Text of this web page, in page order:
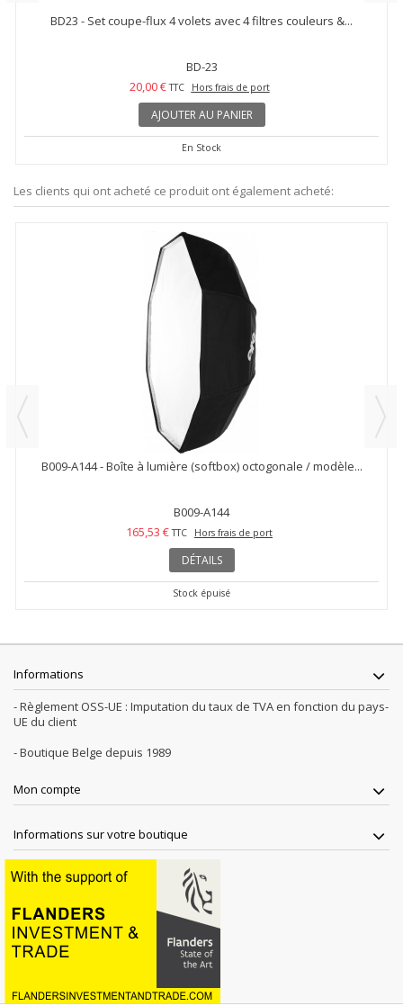
BD23 - Set coupe-flux 4 volets avec 4 filtres couleurs &...
BD-23
20,00 € TTC Hors frais de port
AJOUTER AU PANIER
En Stock
Les clients qui ont acheté ce produit ont également acheté:
B009-A144 - Boîte à lumière (softbox) octogonale / modèle...
B009-A144
165,53 € TTC Hors frais de port
DÉTAILS
Stock épuisé
Informations
- Règlement OSS-UE : Imputation du taux de TVA en fonction du pays-
UE du client
- Boutique Belge depuis 1989
Mon compte
Informations sur votre boutique